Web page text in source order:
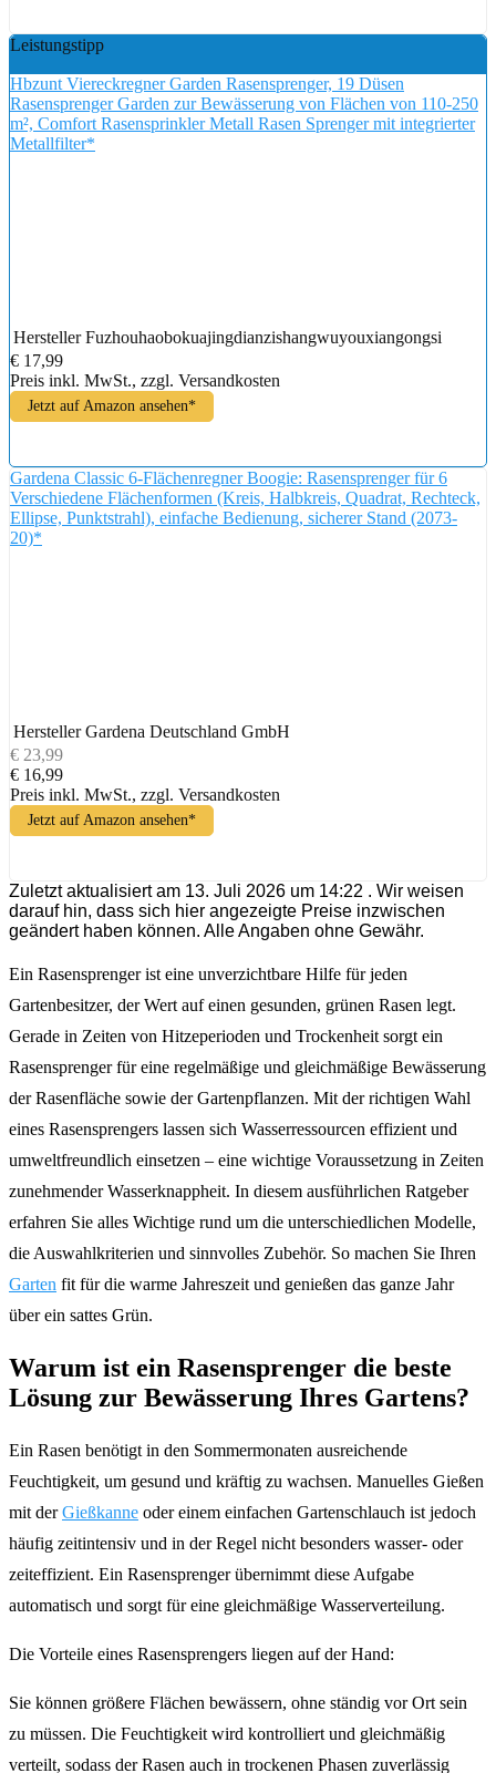
Leistungstipp
Hbzunt Viereckregner Garden Rasensprenger, 19 Düsen
Rasensprenger Garden zur Bewässerung von Flächen von 110-250
m², Comfort Rasensprinkler Metall Rasen Sprenger mit integrierter
Metallfilter*
Hersteller Fuzhouhaobokuajingdianzishangwuyouxiangongsi
€ 17,99
Preis inkl. MwSt., zzgl. Versandkosten
Jetzt auf Amazon ansehen*
Gardena Classic 6-Flächenregner Boogie: Rasensprenger für 6
Verschiedene Flächenformen (Kreis, Halbkreis, Quadrat, Rechteck,
Ellipse, Punktstrahl), einfache Bedienung, sicherer Stand (2073-
20)*
Hersteller Gardena Deutschland GmbH
€ 23,99
€ 16,99
Preis inkl. MwSt., zzgl. Versandkosten
Jetzt auf Amazon ansehen*
Zuletzt aktualisiert am 13. Juli 2026 um 14:22 . Wir weisen
darauf hin, dass sich hier angezeigte Preise inzwischen
geändert haben können. Alle Angaben ohne Gewähr.
Ein Rasensprenger ist eine unverzichtbare Hilfe für jeden
Gartenbesitzer, der Wert auf einen gesunden, grünen Rasen legt.
Gerade in Zeiten von Hitzeperioden und Trockenheit sorgt ein
Rasensprenger für eine regelmäßige und gleichmäßige Bewässerung
der Rasenfläche sowie der Gartenpflanzen. Mit der richtigen Wahl
eines Rasensprengers lassen sich Wasserressourcen effizient und
umweltfreundlich einsetzen – eine wichtige Voraussetzung in Zeiten
zunehmender Wasserknappheit. In diesem ausführlichen Ratgeber
erfahren Sie alles Wichtige rund um die unterschiedlichen Modelle,
die Auswahlkriterien und sinnvolles Zubehör. So machen Sie Ihren
Garten fit für die warme Jahreszeit und genießen das ganze Jahr
über ein sattes Grün.
Warum ist ein Rasensprenger die beste
Lösung zur Bewässerung Ihres Gartens?
Ein Rasen benötigt in den Sommermonaten ausreichende
Feuchtigkeit, um gesund und kräftig zu wachsen. Manuelles Gießen
mit derGießkanne oder einem einfachen Gartenschlauch ist jedoch
häufig zeitintensiv und in der Regel nicht besonders wasser- oder
zeiteffizient. Ein Rasensprenger übernimmt diese Aufgabe
automatisch und sorgt für eine gleichmäßige Wasserverteilung.
Die Vorteile eines Rasensprengers liegen auf der Hand:
Sie können größere Flächen bewässern, ohne ständig vor Ort sein
zu müssen. Die Feuchtigkeit wird kontrolliert und gleichmäßig
verteilt, sodass der Rasen auch in trockenen Phasen zuverlässig